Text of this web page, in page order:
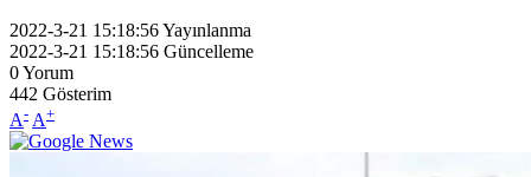
2022-3-21 15:18:56Yayınlanma
2022-3-21 15:18:56 Güncelleme
0Yorum
442 Gösterim
A- A+